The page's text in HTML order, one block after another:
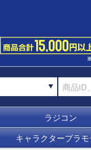
ラジコン
キャラクタープラ